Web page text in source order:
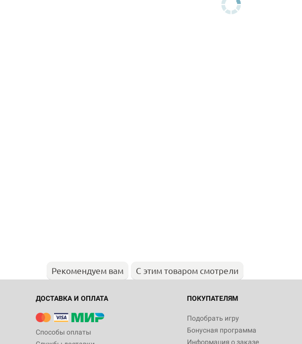
Рекомендуем вам С этим товаром смотрели
ДОСТАВКА И ОПЛАТА
Способы оплаты
ПОКУПАТЕЛЯМ
Подобрать игру
Бонусная программа
Информация о заказе